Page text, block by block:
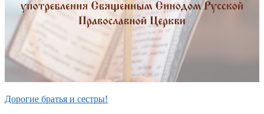
Дорогие братья и сестры!